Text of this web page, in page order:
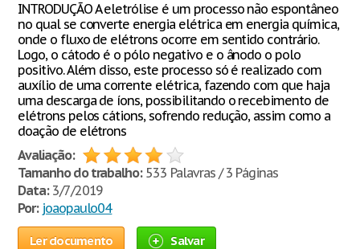
INTRODUÇÃO A eletrólise é um processo não espontâneo
no qual se converte energia elétrica em energia química,
onde o fluxo de elétrons ocorre em sentido contrário.
Logo, o cátodo é o pólo negativo e o ânodo o polo
positivo. Além disso, este processo só é realizado com
auxílio de uma corrente elétrica, fazendo com que haja
uma descarga de íons, possibilitando o recebimento de
elétrons pelos cátions, sofrendo redução, assim como a
doação de elétrons
Avaliação:
Tamanho do trabalho:533 Palavras / 3 Páginas
Data:3/7/2019
Por: joaopaulo04
Ler documento Salvar